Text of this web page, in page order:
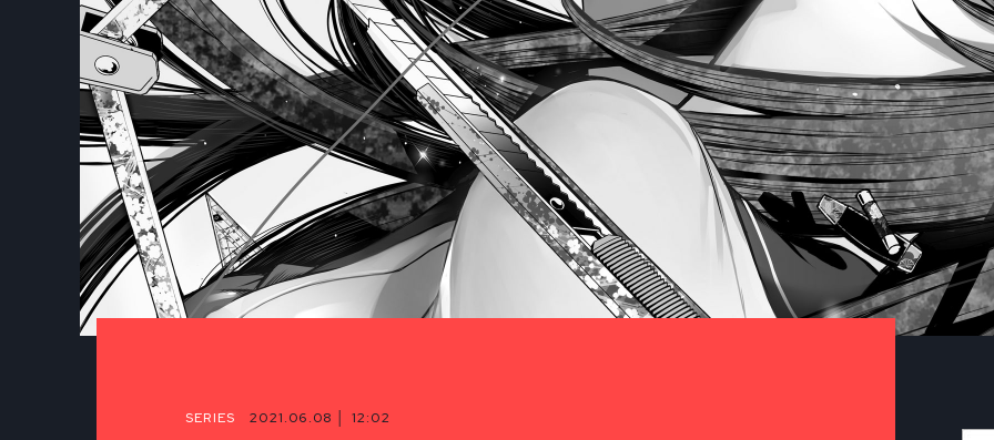
SERIES 2021.06.08 │ 12:02